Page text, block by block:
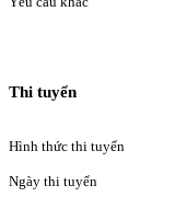
Thi tuyển
Hình thức thi tuyển
Ngày thi tuyển